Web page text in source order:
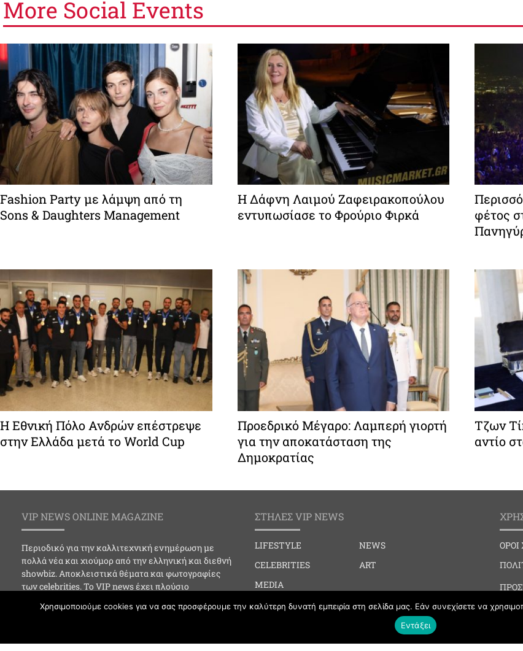
More Social Events
Fashion Party με λάμψη από τη
Sons & Daughters Management
Η Δάφνη Λαιμού Ζαφειρακοπούλου
εντυπωσίασε το Φρούριο Φιρκά
φέτος
Η Εθνική Πόλο Ανδρών επέστρεψε
στην Ελλάδα μετά το World Cup
Προεδρικό Μέγαρο: Λαμπερή γιορτή
για την αποκατάσταση της
Δημοκρατίας
Τζων
αντίο
VIP NEWS ONLINE MAGAZINE
Περιοδικό για την καλλιτεχνική ενημέρωση με
πολλά νέα και χιούμορ από την ελληνική και διεθνή
showbiz. Αποκλειστικά θέματα και φωτογραφίες
των celebrities. Το VIP news έχει πλούσιο
Social events, Celebrities, Clubbing, Media,
ΣΤΗΛΕΣ VIP NEWS
LIFESTYLE
CELEBRITIES
MEDIA
SOCIAL EVENTS
FASHION
NEWS
ART
Χρησιμοποιούμε cookies για να σας προσφέρουμε την καλύτερη δυνατή εμπειρία στη σελίδα μας. Εάν συνεχίσετε να
Εντάξει